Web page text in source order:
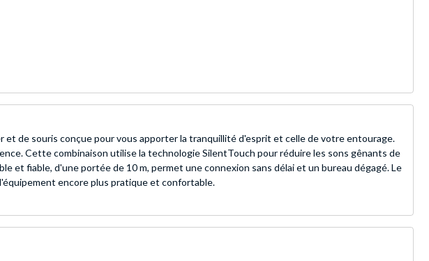
de souris conçue pour vous apporter la tranquillité d'esprit et celle de votre entourage.
Cette combinaison utilise la technologie SilentTouch pour réduire les sons gênants de
et fiable, d'une portée de 10 m, permet une connexion sans délai et un bureau dégagé. Le
encore plus pratique et confortable.